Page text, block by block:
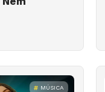
MÚSICA